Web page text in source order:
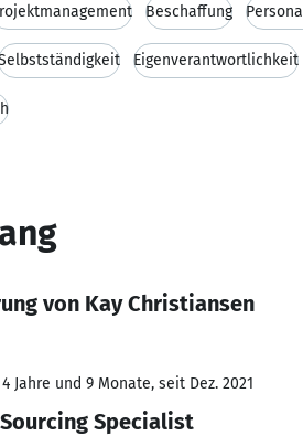
Beschaffung
Eigenverantwortlichkeit
von Kay Christiansen
4 Jahre und 9 Monate, seit Dez. 2021
Specialist